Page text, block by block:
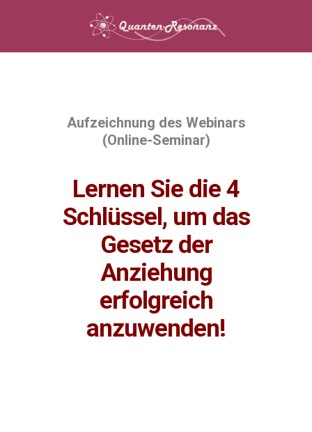
Aufzeichnung des Webinars
(Online-Seminar)
Lernen Sie die 4
Schlüssel, um das
Gesetz der
Anziehung
erfolgreich
anzuwenden!